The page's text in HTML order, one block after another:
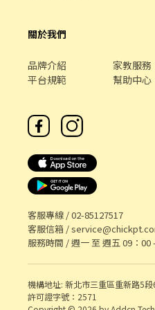
163號1樓 新店北宜店 新北市新
段189號 新店永安店 新北市新店
店區百忍街1-1號
問喲！ ID：@011wipti *會有你
哦* 截圖給我【應徵職缺+姓名+電
關於我們
品牌介紹 家教服務
平台規範
幫助中心
客服專線 /02-85127517
客服信箱 /
服務時間 / 週一 至 週五 09：00
機構地址: 新北市三重區重新路5
許可證字號：2571